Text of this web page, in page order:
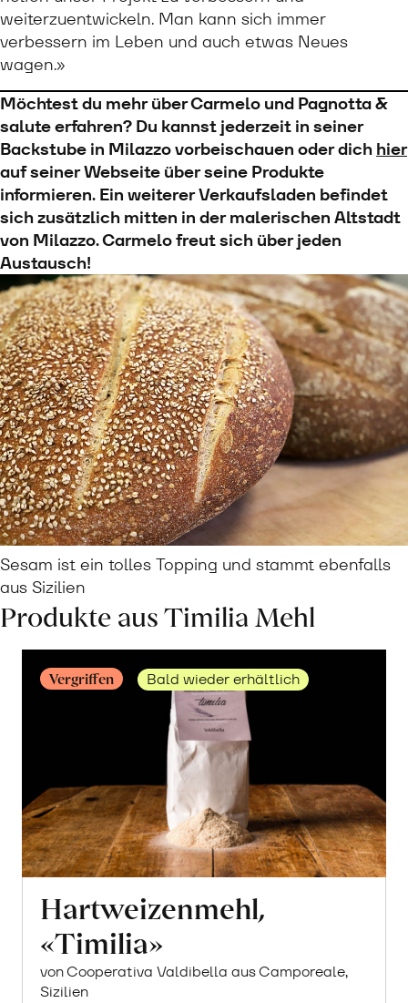
weiterzuentwickeln. Man kann sich immer
verbessern im Leben und auch etwas Neues
wagen.»
Möchtest du mehr über Carmelo und Pagnotta &
salute erfahren? Du kannst jederzeit in seiner
Backstube in Milazzo vorbeischauen oder dich hier
auf seiner Webseite über seine Produkte
informieren. Ein weiterer Verkaufsladen befindet
sich zusätzlich mitten in der malerischen Altstadt
von Milazzo. Carmelo freut sich über jeden
Austausch!
Sesam ist ein tolles Topping und stammt ebenfalls
aus Sizilien
Produkte aus Timilia Mehl
Vergriffen Bald wieder erhältlich
Hartweizenmehl,
«Timilia»
von Cooperativa Valdibella aus Camporeale,
Sizilien